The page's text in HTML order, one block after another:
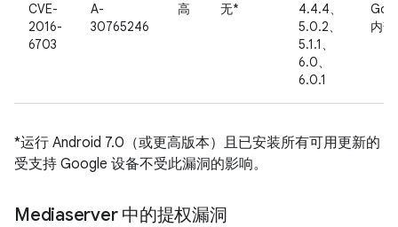
CVE-
2016-
6703
A-
30765246
高 无*
4.4.4、
5.0.2、
5.1.1、
6.0、
6.0.1
内部
*运行 Android 7.0（或更高版本）且已安装所有可用更新的
受支持 Google 设备不受此漏洞的影响。
Mediaserver 中的提权漏洞